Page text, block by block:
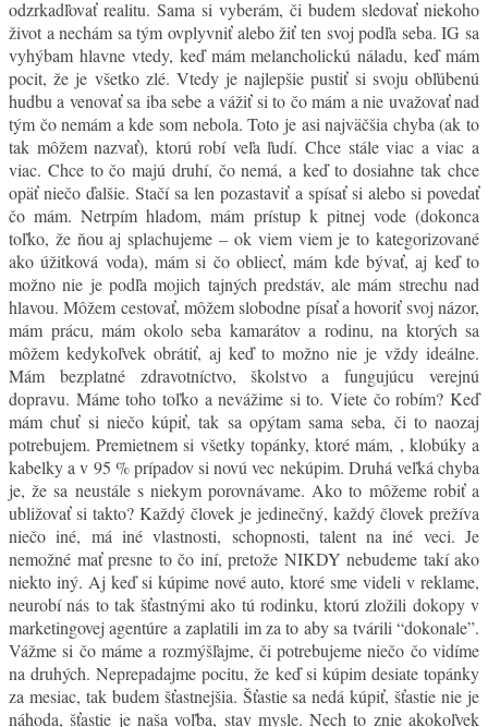
odzrkadľovať realitu. Sama si vyberám, či budem sledovať niekoho
život a nechám sa tým ovplyvniť alebo žiť ten svoj podľa seba. IG sa
vyhýbam hlavne vtedy, keď mám melancholickú náladu, keď mám
pocit, že je všetko zlé. Vtedy je najlepšie pustiť si svoju obľúbenú
hudbu a venovať sa iba sebe a vážiť si to čo mám a nie uvažovať nad
tým čo nemám a kde som nebola. Toto je asi najväčšia chyba (ak to
tak môžem nazvať), ktorú robí veľa ľudí. Chce stále viac a viac a
viac. Chce to čo majú druhí, čo nemá, a keď to dosiahne tak chce
opäť niečo ďalšie. Stačí sa len pozastaviť a spísať si alebo si povedať
čo mám. Netrpím hladom, mám prístup k pitnej vode (dokonca
toľko, že ňou aj splachujeme – ok viem viem je to kategorizované
ako úžitková voda), mám si čo obliecť, mám kde bývať, aj keď to
možno nie je podľa mojich tajných predstáv, ale mám strechu nad
hlavou. Môžem cestovať, môžem slobodne písať a hovoriť svoj názor,
mám prácu, mám okolo seba kamarátov a rodinu, na ktorých sa
môžem kedykoľvek obrátiť, aj keď to možno nie je vždy ideálne.
Mám bezplatné zdravotníctvo, školstvo a fungujúcu verejnú
dopravu. Máme toho toľko a nevážime si to. Viete čo robím? Keď
mám chuť si niečo kúpiť, tak sa opýtam sama seba, či to naozaj
potrebujem. Premietnem si všetky topánky, ktoré mám, , klobúky a
kabelky a v 95 % prípadov si novú vec nekúpim. Druhá veľká chyba
je, že sa neustále s niekym porovnávame. Ako to môžeme robiť a
ubližovať si takto? Každý človek je jedinečný, každý človek prežíva
niečo iné, má iné vlastnosti, schopnosti, talent na iné veci. Je
nemožné mať presne to čo iní, pretože NIKDY nebudeme takí ako
niekto iný. Aj keď si kúpime nové auto, ktoré sme videli v reklame,
neurobí nás to tak šťastnými ako tú rodinku, ktorú zložili dokopy v
marketingovej agentúre a zaplatili im za to aby sa tvárili “dokonale”.
Vážme si čo máme a rozmýšľajme, či potrebujeme niečo čo vidíme
na druhých. Neprepadajme pocitu, že keď si kúpim desiate topánky
za mesiac, tak budem šťastnejšia. Šťastie sa nedá kúpiť, šťastie nie je
náhoda, šťastie je naša voľba, stav mysle. Nech to znie akokoľvek